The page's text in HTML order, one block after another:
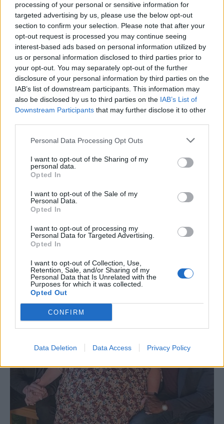
processing of your personal or sensitive information for
targeted advertising by us, please use the below opt-out
section to confirm your selection. Please note that after your
opt-out request is processed you may continue seeing
interest-based ads based on personal information utilized by
us or personal information disclosed to third parties prior to
your opt-out. You may separately opt-out of the further
disclosure of your personal information by third parties on the
IAB’s list of downstream participants. This information may
also be disclosed by us to third parties on the IAB’s List of
Downstream Participants that may further disclose it to other
Personal Data Processing Opt Outs
I want to opt-out of the Sharing of my
personal data.
Opted In
I want to opt-out of the Sale of my
Personal Data.
Opted In
I want to opt-out of processing my
Personal Data for Targeted Advertising.
Opted In
I want to opt-out of Collection, Use,
Retention, Sale, and/or Sharing of my
Personal Data that Is Unrelated with the
Purposes for which it was collected.
Opted Out
CONFIRM
Data Deletion Data Access Privacy Policy